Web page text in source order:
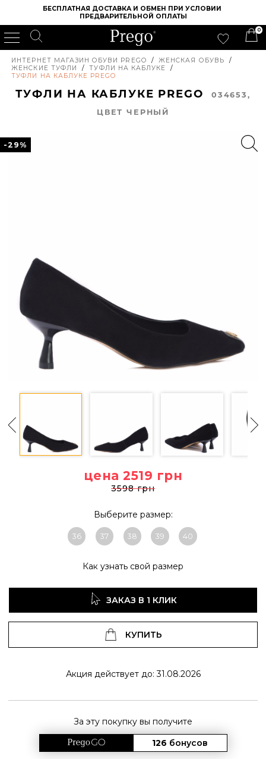
БЕСПЛАТНАЯ ДОСТАВКА И ОБМЕН ПРИ УСЛОВИИ
ПРЕДВАРИТЕЛЬНОЙ ОПЛАТЫ
0
ИНТЕРНЕТ МАГАЗИН ОБУВИ PREGO / ЖЕНСКАЯ ОБУВЬ
/
ЖЕНСКИЕ ТУФЛИ
/ ТУФЛИ НА КАБЛУКЕ
/
ТУФЛИ НА КАБЛУКЕ PREGO
ТУФЛИ НА КАБЛУКЕ PREGO
034653,
ЦВЕТ ЧЕРНЫЙ
-29%
цена 2519 грн
3598 грн
Выберите размер:
36 37 38 39 40
Как узнать свой размер
ЗАКАЗ В 1 КЛИК
КУПИТЬ
Акция действует до: 31.08.2026
За эту покупку вы получите
126 бонусов